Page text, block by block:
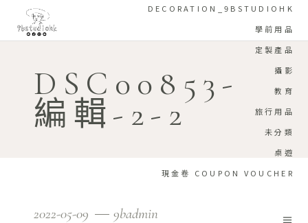
DECORATION_9BSTUDIOHK
學前用品
定製產品
攝影
教育
旅行用品
未分類
桌遊
現金卷 COUPON VOUCHER
DSC00853-
編輯-2-2
2022-05-09 9badmin